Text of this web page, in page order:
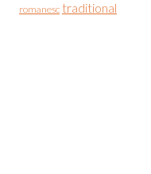
romanesc traditional